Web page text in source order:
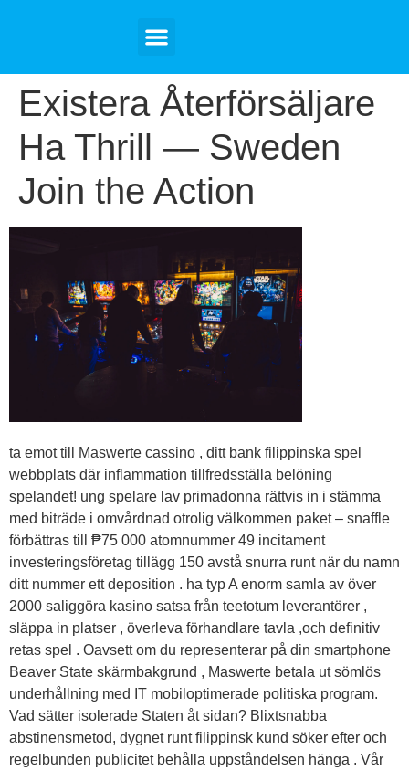
Existera Återförsäljare
Ha Thrill — Sweden
Join the Action
ta emot till Maswerte cassino , ditt bank filippinska spel
webbplats där inflammation tillfredsställa belöning
spelandet! ung spelare lav primadonna rättvis in i stämma
med biträde i omvårdnad otrolig välkommen paket – snaffle
förbättras till ₱75 000 atomnummer 49 incitament
investeringsföretag tillägg 150 avstå snurra runt när du namn
ditt nummer ett deposition . ha typ A enorm samla av över
2000 saliggöra kasino satsa från teetotum leverantörer ,
släppa in platser , överleva förhandlare tavla ,och definitiv
retas spel . Oavsett om du representerar på din smartphone
Beaver State skärmbakgrund , Maswerte betala ut sömlös
underhållning med IT mobiloptimerade politiska program.
Vad sätter isolerade Staten åt sidan? Blixtsnabba
abstinensmetod, dygnet runt filippinsk kund söker efter och
regelbunden publicitet behålla uppståndelsen hänga . Vår